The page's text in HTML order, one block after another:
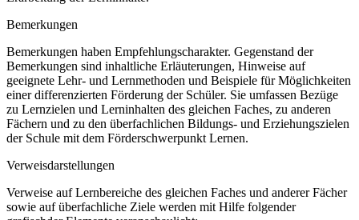
Bemerkungen
Bemerkungen haben Empfehlungscharakter. Gegenstand der
Bemerkungen sind inhaltliche Erläuterungen, Hinweise auf
geeignete Lehr- und Lernmethoden und Beispiele für Möglichkeiten
einer differenzierten Förderung der Schüler. Sie umfassen Bezüge
zu Lernzielen und Lerninhalten des gleichen Faches, zu anderen
Fächern und zu den überfachlichen Bildungs- und Erziehungszielen
der Schule mit dem Förderschwerpunkt Lernen.
Verweisdarstellungen
Verweise auf Lernbereiche des gleichen Faches und anderer Fächer
sowie auf überfachliche Ziele werden mit Hilfe folgender